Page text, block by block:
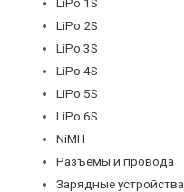
LiPo 2S
LiPo 3S
LiPo 4S
LiPo 5S
LiPo 6S
NiMH
Разъемы и провода
Зарядные устройства